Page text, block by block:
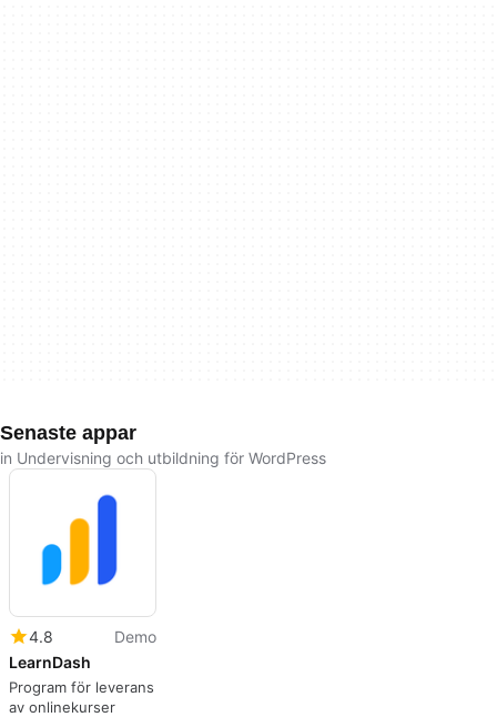
Senaste appar
in Undervisning och utbildning för WordPress
4.8
Demo
LearnDash
Program för leverans
av onlinekurser